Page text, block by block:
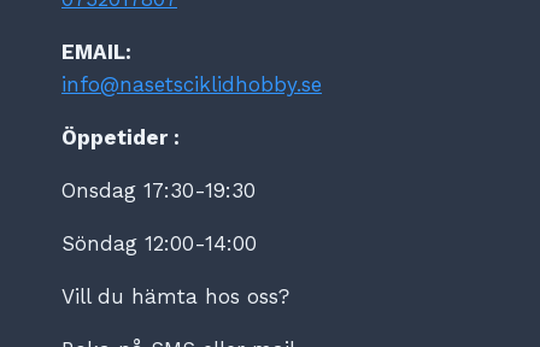
EMAIL:
info@nasetsciklidhobby.se
Öppetider :
Onsdag 17:30-19:30
Söndag 12:00-14:00
Vill du hämta hos oss?